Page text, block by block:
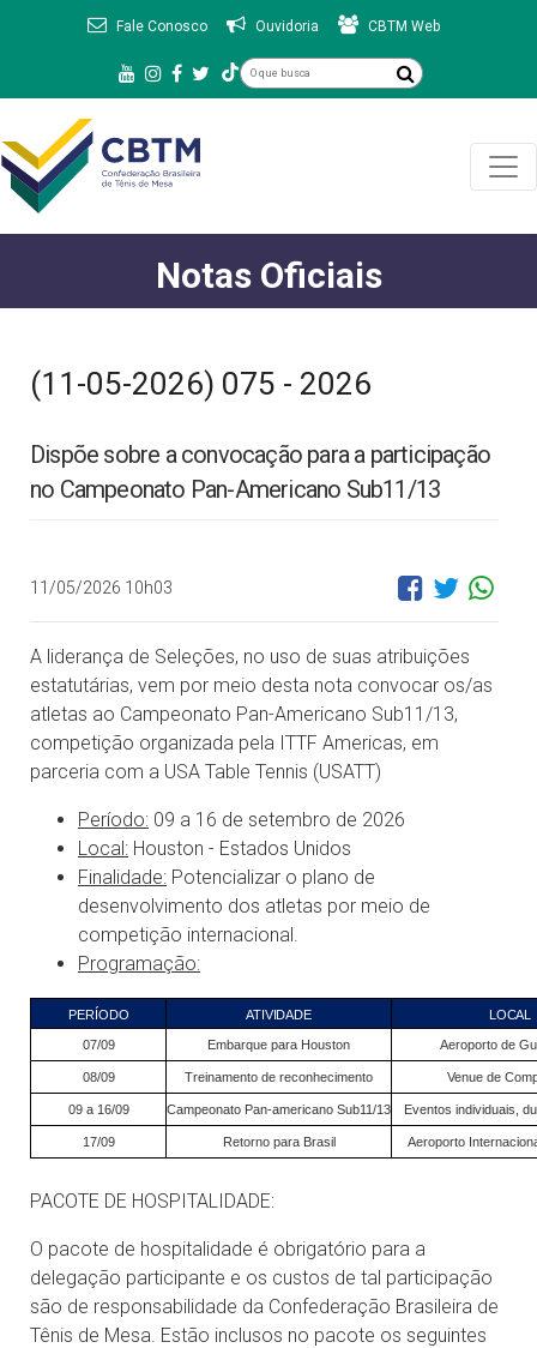
Fale Conosco Ouvidoria CBTM Web
Notas Oficiais
(11-05-2026) 075 - 2026
Dispõe sobre a convocação para a participação
no Campeonato Pan-Americano Sub11/13
11/05/2026 10h03
A liderança de Seleções, no uso de suas atribuições
estatutárias, vem por meio desta nota convocar os/as
atletas ao Campeonato Pan-Americano Sub11/13,
competição organizada pela ITTF Americas, em
parceria com a USA Table Tennis (USATT)
Período: 09 a 16 de setembro de 2026
Local: Houston - Estados Unidos
Finalidade: Potencializar o plano de
desenvolvimento dos atletas por meio de
competição internacional.
Programação:
PERÍODO ATIVIDADE LOCAL
07/09 Embarque para Houston Aeroporto de
08/09 Treinamento de reconhecimento Venue de
09 a 16/09 Campeonato Pan-americano Sub11/13 Eventos individuais,
17/09 Retorno para Brasil Aeroporto
PACOTE DE HOSPITALIDADE:
O pacote de hospitalidade é obrigatório para a
delegação participante e os custos de tal participação
são de responsabilidade da Confederação Brasileira de
Tênis de Mesa. Estão inclusos no pacote os seguintes